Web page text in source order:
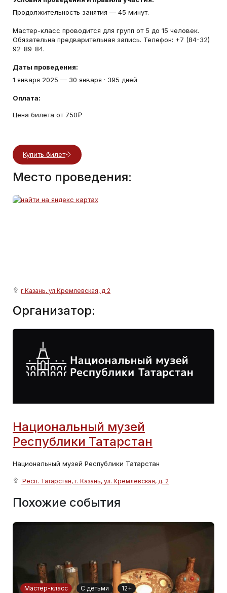
Продолжительность занятия — 45 минут.
Мастер-класс проводится для групп от 5 до 15 человек.
Обязательна предварительная запись. Телефон: +7 (84-32)
92-89-84.
Даты проведения:
1 января 2025 — 30 января · 395 дней
Оплата:
Цена билета от 750₽
Купить билет
Место проведения:
г Казань, ул Кремлевская, д 2
Организатор:
Национальный музей
Республики Татарстан
Национальный музей Республики Татарстан
Респ. Татарстан, г. Казань, ул. Кремлевская, д. 2
Похожие события
Мастер-класс С детьми 12+